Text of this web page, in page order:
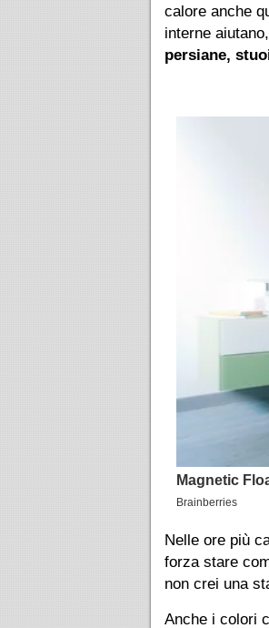
calore anche
interne
persiane,
Nelle ore più
forza stare
non crei una
Anche i colori